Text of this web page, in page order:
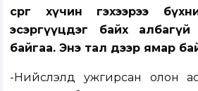
сөрөг хүчин гэхээрээ
эсэргүүцдэг байх
байгаа. Энэ тал дээр ямар
-Нийслэлд ужгирсан олон